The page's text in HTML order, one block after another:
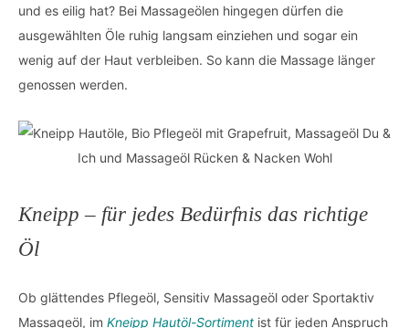
und es eilig hat? Bei Massageölen hingegen dürfen die
ausgewählten Öle ruhig langsam einziehen und sogar ein
wenig auf der Haut verbleiben. So kann die Massage länger
genossen werden.
Kneipp – für jedes Bedürfnis das richtige
Öl
Ob glättendes Pflegeöl, Sensitiv Massageöl oder Sportaktiv
Massageöl, im Kneipp Hautöl-Sortiment ist für jeden Anspruch